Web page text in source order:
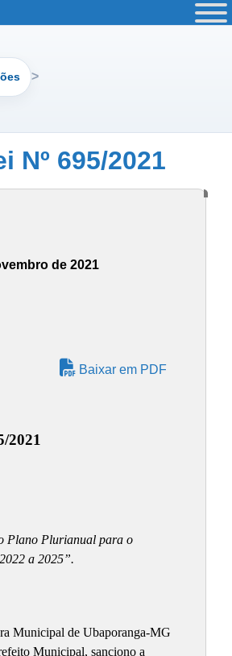
Nº 695/2021
de 2021
Baixar em PDF
2021
Plano Plurianual para o
a 2025”.
Municipal de Ubaporanga-MG
Municipal, sanciono a